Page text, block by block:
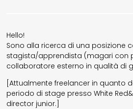
exibart team
contatti
Hello!
Sono alla ricerca di una posizione
stagista/apprendista (magari con
collaboratore esterno in qualità di
[Attualmente freelancer in quanto
periodo di stage presso White
director junior.]